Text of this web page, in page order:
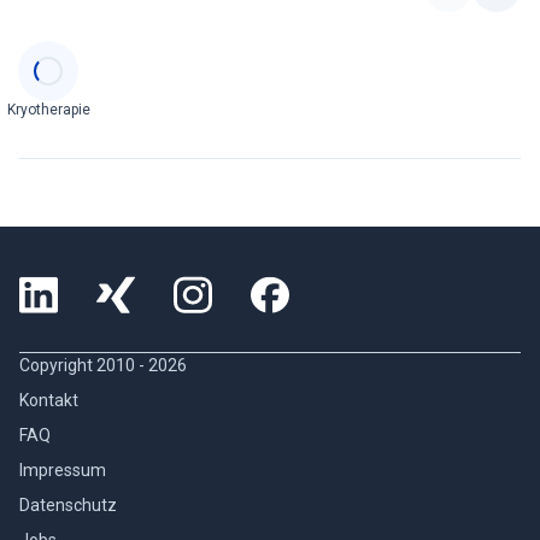
Kryotherapie
Copyright 2010 - 2026
Kontakt
FAQ
Impressum
Datenschutz